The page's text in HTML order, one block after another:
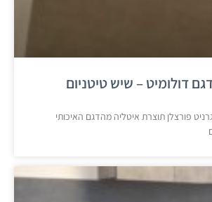
דולומיט – שיש טיטניום
פורצלן תוצרת איטליה מהדגם האיכותי